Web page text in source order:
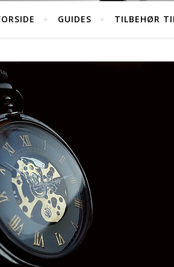
GUIDES TILBEHØR